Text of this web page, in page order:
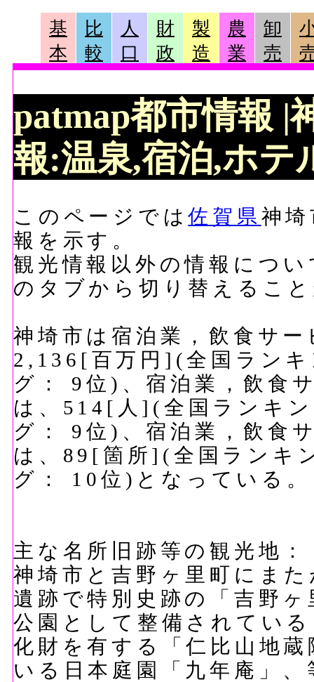
基
本
比
較
人
口
財
政
製
造
農
業
卸
売
patmap都市情報 |
報:温泉,宿泊,ホテ
このページでは佐賀県 神
報を示す。
観光情報以外の情報につ
のタブから切り替えるこ
神埼市は宿泊業，飲食サ
2,136[百万円](全国ラン
グ： 9位)、宿泊業，飲食
は、514[人](全国ランキ
グ： 9位)、宿泊業，飲食
は、89[箇所](全国ランキ
グ： 10位)となっている。
主な名所旧跡等の観光地：
神埼市と吉野ヶ里町にま
遺跡で特別史跡の「吉野
公園として整備されてい
化財を有する「仁比山地
いる日本庭園「九年庵」